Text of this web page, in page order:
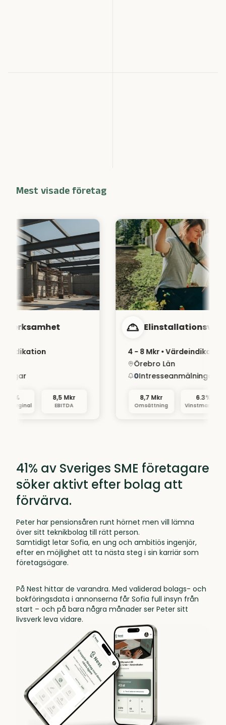
Mest visade företag
8,5 Mkr
EBITDA
4 - 8 Mkr• Värdeindikation
Örebro Län
Intresseanmälningar
8,7 Mkr
Omsättning Vinstmarginal
41% av Sveriges SME företagare
söker aktivt efter bolag att
förvärva.
Peter har pensionsåren runt hörnet men vill lämna
över sitt teknikbolag till rätt person.
Samtidigt letar Sofia, en ung och ambitiös ingenjör,
efter en möjlighet att ta nästa steg i sin karriär som
företagsägare.
På Nest hittar de varandra. Med validerad bolags- och
bokföringsdata i annonserna får Sofia full insyn från
start – och på bara några månader ser Peter sitt
livsverk leva vidare.